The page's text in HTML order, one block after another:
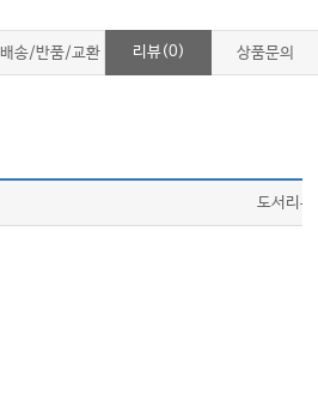
배송/반품/교환 리뷰(0) 상품문의
도서리뷰